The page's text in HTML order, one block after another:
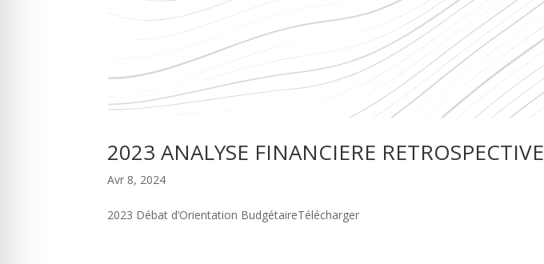
2023 ANALYSE FINANCIERE RETROSPECTIVE
Avr 8, 2024
2023 Débat d’Orientation BudgétaireTélécharger